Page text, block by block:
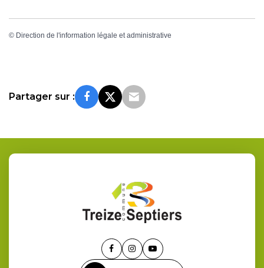
© Direction de l'information légale et administrative
Partager sur :
Lien Lien Lien